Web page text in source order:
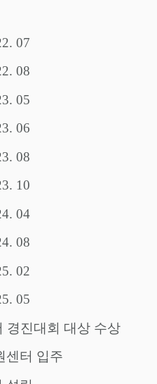
07
08
05
06
08
10
04
08
02
05
경진대회 대상 수상
센터 입주